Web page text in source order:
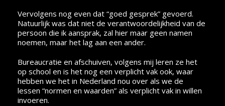
Vervolgens nog even dat “goed gesprek” gevoerd.
Natuurlijk was dat niet de verantwoordelijkheid van de
persoon die ik aansprak, zal hier maar geen namen
noemen, maar het lag aan een ander.
Bureaucratie en afschuiven, volgens mij leren ze het
op school en is het nog een verplicht vak ook, waar
hebben we het in Nederland nou over als we de
lessen “normen en waarden” als verplicht vak in willen
invoeren.